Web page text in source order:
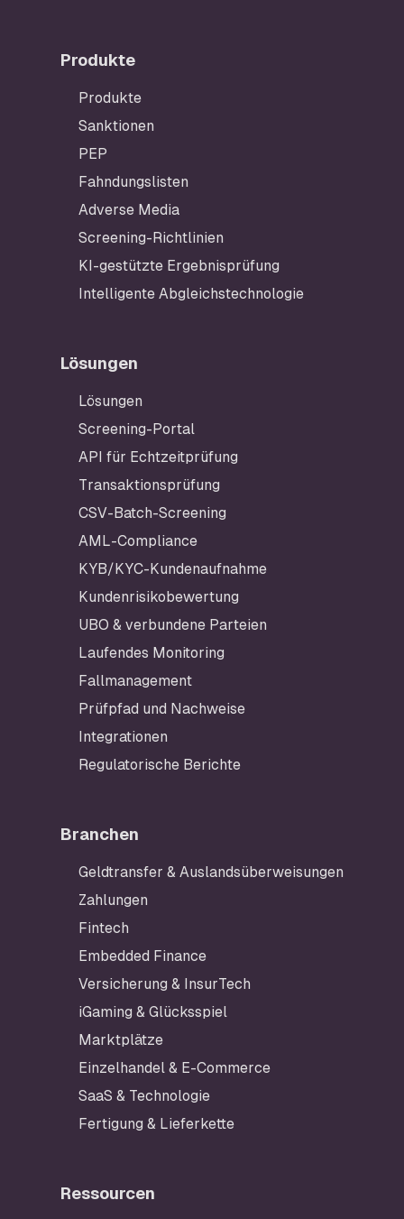
Produkte
Produkte
Sanktionen
PEP
Fahndungslisten
Adverse Media
Screening-Richtlinien
KI-gestützte Ergebnisprüfung
Intelligente Abgleichstechnologie
Lösungen
Lösungen
Screening-Portal
API für Echtzeitprüfung
Transaktionsprüfung
CSV-Batch-Screening
AML-Compliance
KYB/KYC-Kundenaufnahme
Kundenrisikobewertung
UBO & verbundene Parteien
Laufendes Monitoring
Fallmanagement
Prüfpfad und Nachweise
Integrationen
Regulatorische Berichte
Branchen
Geldtransfer & Auslandsüberweisungen
Zahlungen
Fintech
Embedded Finance
Versicherung & InsurTech
iGaming & Glücksspiel
Marktplätze
Einzelhandel & E-Commerce
SaaS & Technologie
Fertigung & Lieferkette
Ressourcen